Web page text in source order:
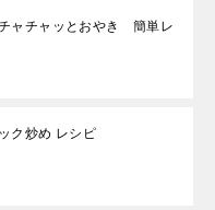
ャチャッとおやき 簡単レ
ク炒め レシピ